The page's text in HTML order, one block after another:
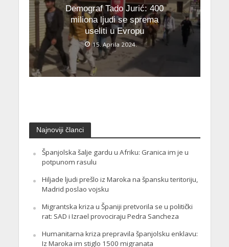
Demograf Tado Jurić: 400
miliona ljudi se sprema
useliti u Evropu
15. Aprila 2024.
Najnoviji članci
Španjolska šalje gardu u Afriku: Granica im je u
potpunom rasulu
Hiljade ljudi prešlo iz Maroka na špansku teritoriju,
Madrid poslao vojsku
Migrantska kriza u Španiji pretvorila se u politički
rat: SAD i Izrael provociraju Pedra Sancheza
Humanitarna kriza prepravila španjolsku enklavu:
Iz Maroka im stiglo 1500 migranata